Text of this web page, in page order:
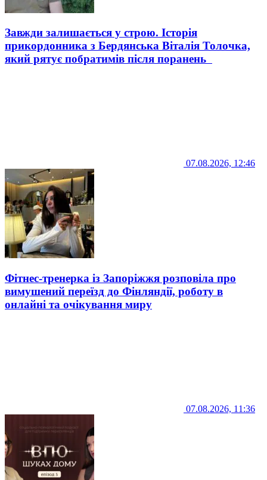
Завжди залишається у строю. Історія
прикордонника з Бердянська Віталія Толочка,
який рятує побратимів після поранень
07.08.2026, 12:46
Фітнес-тренерка із Запоріжжя розповіла про
вимушений переїзд до Фінляндії, роботу в
онлайні та очікування миру
07.08.2026, 11:36